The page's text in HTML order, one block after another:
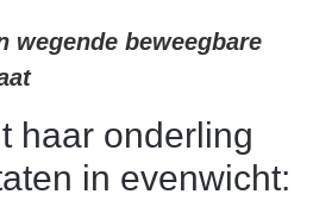
wegende beweegbare
haar onderling
in evenwicht: